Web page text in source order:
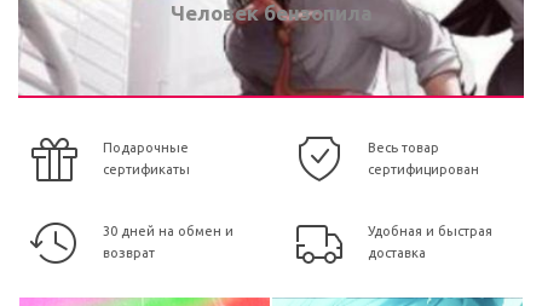
Человек бензопила
Подарочные
сертификаты
Весь товар
сертифицирован
30 дней на обмен и
возврат
Удобная и быстрая
доставка